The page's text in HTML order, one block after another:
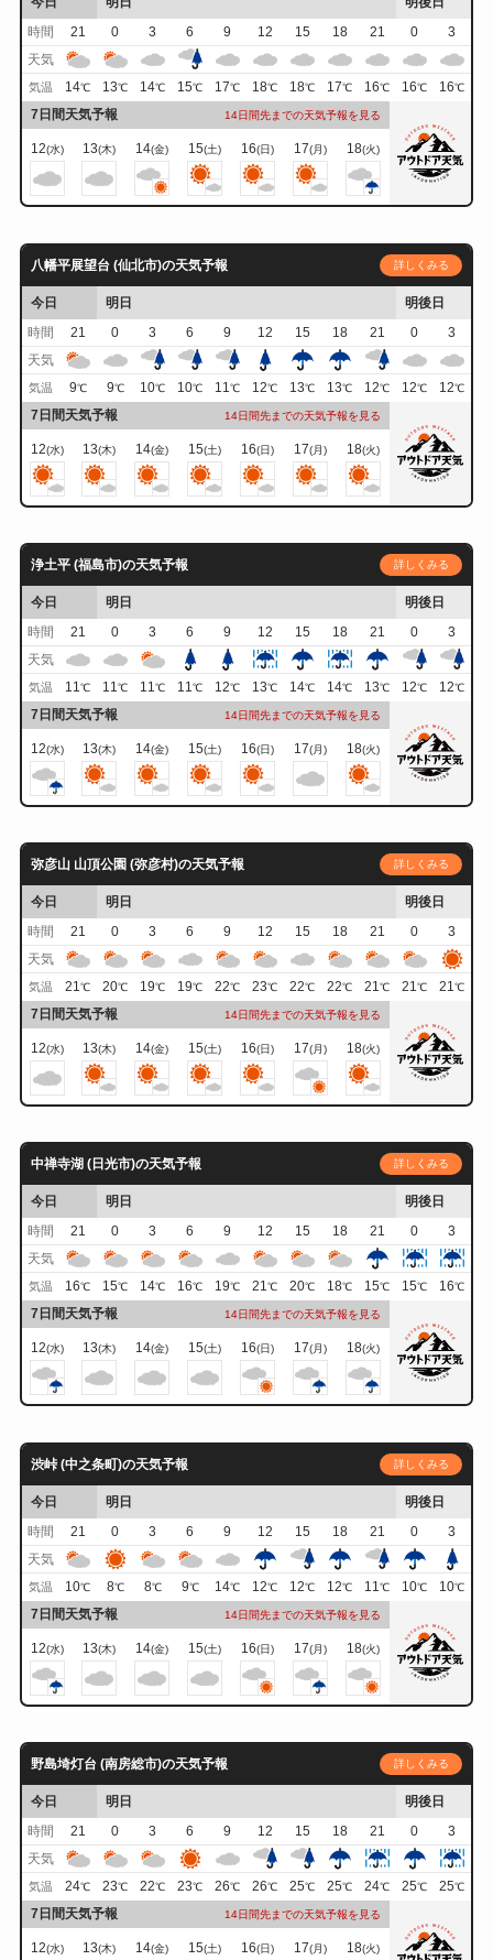
時間
21 0 3 6 9 12 15 18 21 0
3
天気
気温 14℃ 13℃ 14℃ 15℃ 17℃ 18℃ 18℃ 17℃ 16℃ 16℃ 16℃
7日間天気予報 14日間先までの天気予報を見る
12(水) 13(木) 14(金) 15(土) 16(日) 17(月) 18(火)
八幡平展望台 (仙北市)の天気予報 詳しくみる
今日 明日
明後日
時間
21 0 3 6 9 12 15 18 21 0
3
天気
気温 9℃ 9℃ 10℃ 10℃ 11℃ 12℃ 13℃ 13℃ 12℃ 12℃ 12℃
7日間天気予報 14日間先までの天気予報を見る
12(水) 13(木) 14(金) 15(土) 16(日) 17(月) 18(火)
浄土平 (福島市)の天気予報 詳しくみる
今日 明日
明後日
時間
21 0 3 6 9 12 15 18 21 0
3
天気
気温 11℃ 11℃ 11℃ 11℃ 12℃ 13℃ 14℃ 14℃ 13℃ 12℃ 12℃
7日間天気予報 14日間先までの天気予報を見る
12(水) 13(木) 14(金) 15(土) 16(日) 17(月) 18(火)
弥彦山 山頂公園 (弥彦村)の天気予報 詳しくみる
今日 明日
明後日
時間
21 0 3 6 9 12 15 18 21 0
3
天気
気温 21℃ 20℃ 19℃ 19℃ 22℃ 23℃ 22℃ 22℃ 21℃ 21℃ 21℃
7日間天気予報 14日間先までの天気予報を見る
12(水) 13(木) 14(金) 15(土) 16(日) 17(月) 18(火)
中禅寺湖 (日光市)の天気予報 詳しくみる
今日 明日
明後日
時間
21 0 3 6 9 12 15 18 21 0
3
天気
気温 16℃ 15℃ 14℃ 16℃ 19℃ 21℃ 20℃ 18℃ 15℃ 15℃ 16℃
7日間天気予報 14日間先までの天気予報を見る
12(水) 13(木) 14(金) 15(土) 16(日) 17(月) 18(火)
渋峠 (中之条町)の天気予報 詳しくみる
今日 明日
明後日
時間
21 0 3 6 9 12 15 18 21 0
3
天気
気温 10℃ 8℃ 8℃ 9℃ 14℃ 12℃ 12℃ 12℃ 11℃ 10℃ 10℃
7日間天気予報 14日間先までの天気予報を見る
12(水) 13(木) 14(金) 15(土) 16(日) 17(月) 18(火)
野島埼灯台 (南房総市)の天気予報 詳しくみる
今日 明日
明後日
時間
21 0 3 6 9 12 15 18 21 0
3
天気
気温 24℃ 23℃ 22℃ 23℃ 26℃ 26℃ 25℃ 25℃ 24℃ 25℃ 25℃
7日間天気予報 14日間先までの天気予報を見る
12(水) 13(木) 14(金) 15(土) 16(日) 17(月) 18(火)